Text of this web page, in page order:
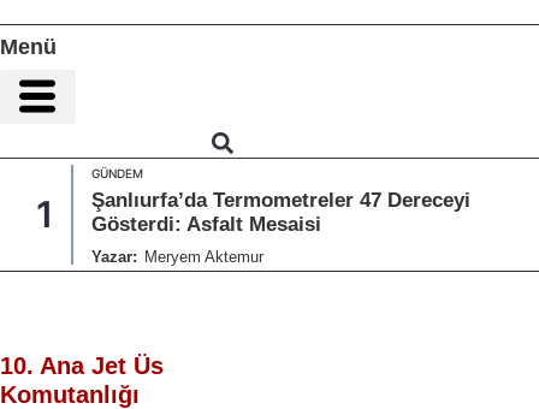
Menü
1
GÜNDEM
Şanlıurfa’da Termometreler 47 Dereceyi
Gösterdi: Asfalt Mesaisi
Yazar: Meryem Aktemur
10. Ana Jet Üs
Komutanlığı